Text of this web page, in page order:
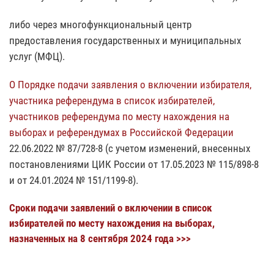
либо через многофункциональный центр
предоставления государственных и муниципальных
услуг (МФЦ).
О Порядке подачи заявления о включении избирателя,
участника референдума в список избирателей,
участников референдума по месту нахождения на
выборах и референдумах в Российской Федерации
22.06.2022 № 87/728-8 (с учетом изменений, внесенных
постановлениями ЦИК России от 17.05.2023 № 115/898-8
и от 24.01.2024 № 151/1199-8).
Сроки подачи заявлений о включении в список
избирателей по месту нахождения на выборах,
назначенных на 8 сентября 2024 года >>>